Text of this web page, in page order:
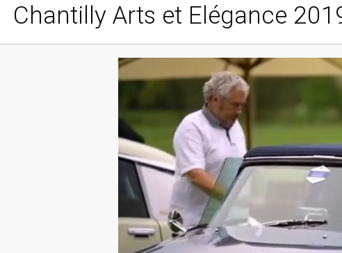
Chantilly Arts et Elégance